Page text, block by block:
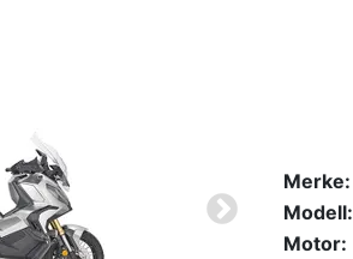
Merke:
Modell:
Motor: